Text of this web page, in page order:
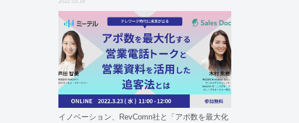
イノベーション、RevComn社と「アポ数を最大化